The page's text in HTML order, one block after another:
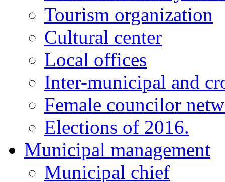
Tourism organization
Cultural center
Local offices
Inter-municipal and
Female councilor
Elections of 2016.
Municipal management
Municipal chief